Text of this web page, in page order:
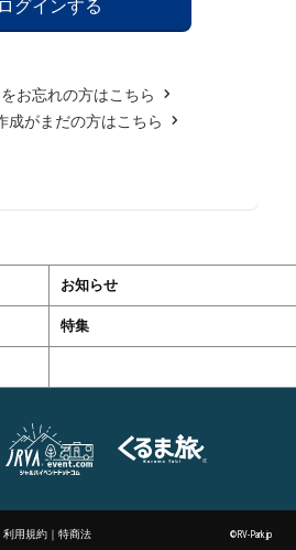
お忘れの方はこちら
成がまだの方はこちら
お知らせ
特集
利用規約 ｜特商法 ©RV-Park.jp